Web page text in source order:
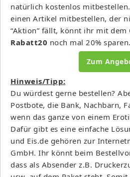
natürlich kostenlos
einen Artikel mitbestellen, der
“Aktion” fällt, könnt ihr mit dem
Rabatt20 noch mal 20% sparen.
Zum
Hinweis/Tipp:
Du würdest gerne bestellen?
Postbote, die Bank, Nachbarn,
wenn das ganze von einem
Dafür gibt es eine einfache
und Eis.de gehören zur
GmbH. Ihr könnt beim
dass als Absender z.B.